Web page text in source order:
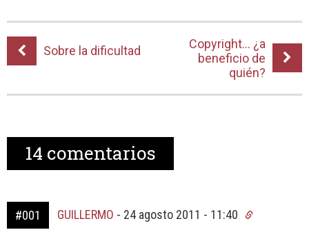
Sobre la dificultad
Copyright… ¿a
beneficio de
quién?
14 comentarios
#001 GUILLERMO - 24 agosto 2011 - 11:40